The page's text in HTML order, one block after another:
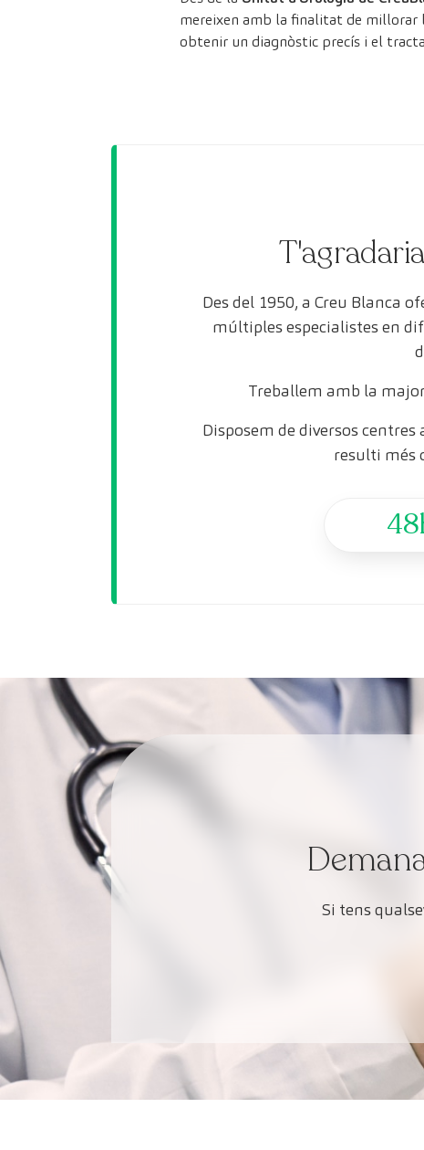
mereixen amb la finalitat de millorar
obtenir un diagnòstic precís i el
Des del 1950, a Creu Blanca
múltiples especialistes en
Treballem amb la
Disposem de diversos
resulti més
Si tens